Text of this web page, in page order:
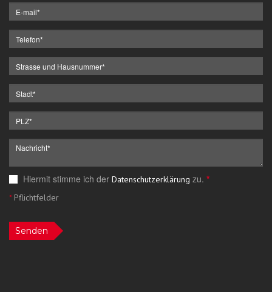
Hiermit stimme ich der Datenschutzerklärung zu. *
*Pflichtfelder
Senden